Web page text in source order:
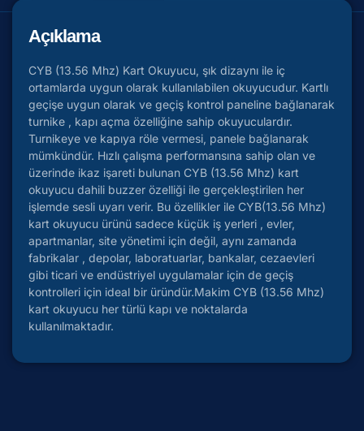
Açıklama
CYB (13.56 Mhz) Kart Okuyucu, şık dizaynı ile iç
ortamlarda uygun olarak kullanılabilen okuyucudur. Kartlı
geçişe uygun olarak ve geçiş kontrol paneline bağlanarak
turnike , kapı açma özelliğine sahip okuyuculardır.
Turnikeye ve kapıya röle vermesi, panele bağlanarak
mümkündür. Hızlı çalışma performansına sahip olan ve
üzerinde ikaz işareti bulunan CYB (13.56 Mhz) kart
okuyucu dahili buzzer özelliği ile gerçekleştirilen her
işlemde sesli uyarı verir. Bu özellikler ile CYB(13.56 Mhz)
kart okuyucu ürünü sadece küçük iş yerleri , evler,
apartmanlar, site yönetimi için değil, aynı zamanda
fabrikalar , depolar, laboratuarlar, bankalar, cezaevleri
gibi ticari ve endüstriyel uygulamalar için de geçiş
kontrolleri için ideal bir üründür.Makim CYB (13.56 Mhz)
kart okuyucu her türlü kapı ve noktalarda
kullanılmaktadır.